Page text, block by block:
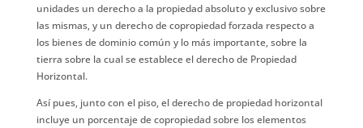
unidades un derecho a la propiedad absoluto y exclusivo sobre
las mismas, y un derecho de copropiedad forzada respecto a
los bienes de dominio común y lo más importante, sobre la
tierra sobre la cual se establece el derecho de Propiedad
Horizontal.
Así pues, junto con el piso, el derecho de propiedad horizontal
incluye un porcentaje de copropiedad sobre los elementos